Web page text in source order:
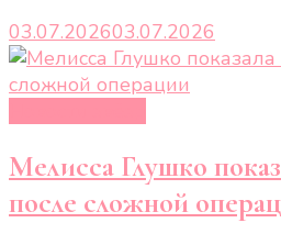
03.07.202603.07.2026
Мелисса Глушко
после сложной